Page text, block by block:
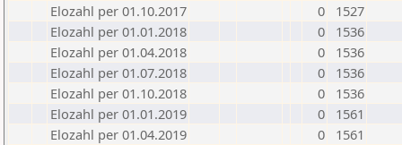
Elozahl per 01.10.2017
0
1527
Elozahl per 01.01.2018
0
1536
Elozahl per 01.04.2018
0
1536
Elozahl per 01.07.2018
0
1536
Elozahl per 01.10.2018
0
1536
Elozahl per 01.01.2019
0
1561
Elozahl per 01.04.2019
0
1561